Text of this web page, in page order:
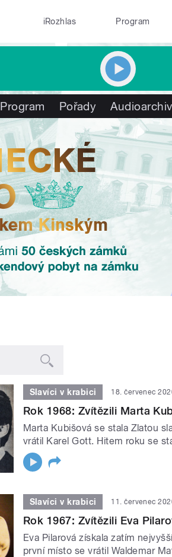
iRozhlas Program
Program Pořady Audioarchiv
Slavíci v krabici 18. červenec
Rok 1968: Zvítězili Marta
Marta Kubišová se stala Zlatou
vrátil Karel Gott. Hitem roku se
Slavíci v krabici 11. červenec
Rok 1967: Zvítězili Eva
Eva Pilarová získala zatím
první místo se vrátil Waldemar